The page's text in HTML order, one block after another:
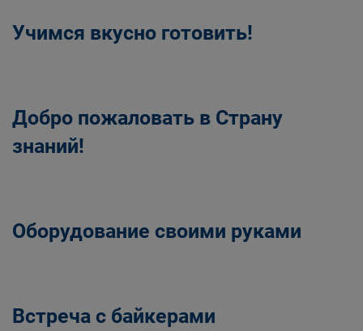
Учимся вкусно готовить!
Добро пожаловать в Страну
знаний!
Оборудование своими руками
Встреча с байкерами